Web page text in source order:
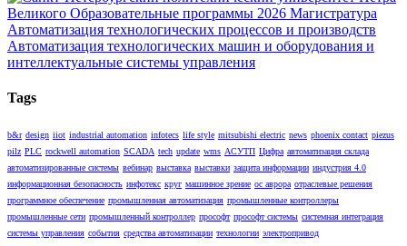
Tags
b&r design iiot industrial automation infotecs life style mitsubishi electric news phoenix contact piezus
pilz PLC rockwell automation SCADA tech update wms АСУТП Цифра автоматизация склада
автоматизированные системы вебинар выставка выставки защита информации индустрия 4.0
информационная безопасность инфотекс круг машинное зрение ос аврора отраслевые решения
программное обеспечение промышленная автоматизация промышленные контроллеры
промышленные сети промышленный контроллер прософт прософт системы системная интеграция
системы управления события средства автоматизации технологии электропривод